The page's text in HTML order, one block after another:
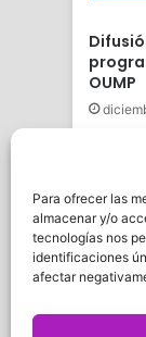
Para ofrecer las
almacenar y/o
tecnologías nos
identificaciones
afectar
OUMP
marzo